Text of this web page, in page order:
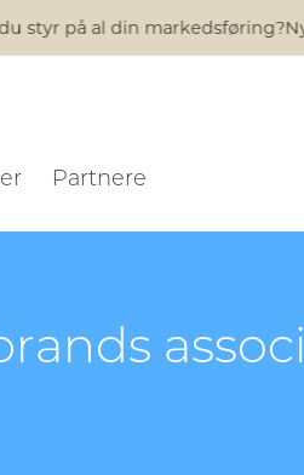
styr på al din markedsføring?
Partnere